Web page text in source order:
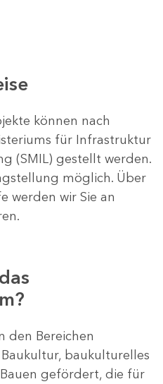
können nach
für Infrastruktur
(SMIL) gestellt werden.
möglich. Über
werden wir Sie an
den Bereichen
baukulturelles
gefördert, die für